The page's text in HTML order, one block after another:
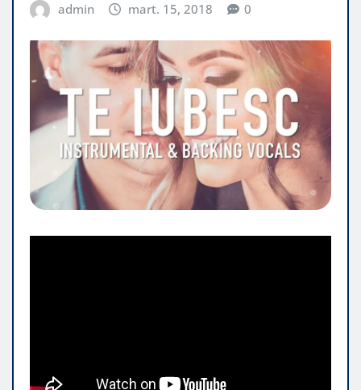
admin mart. 15, 2018 0